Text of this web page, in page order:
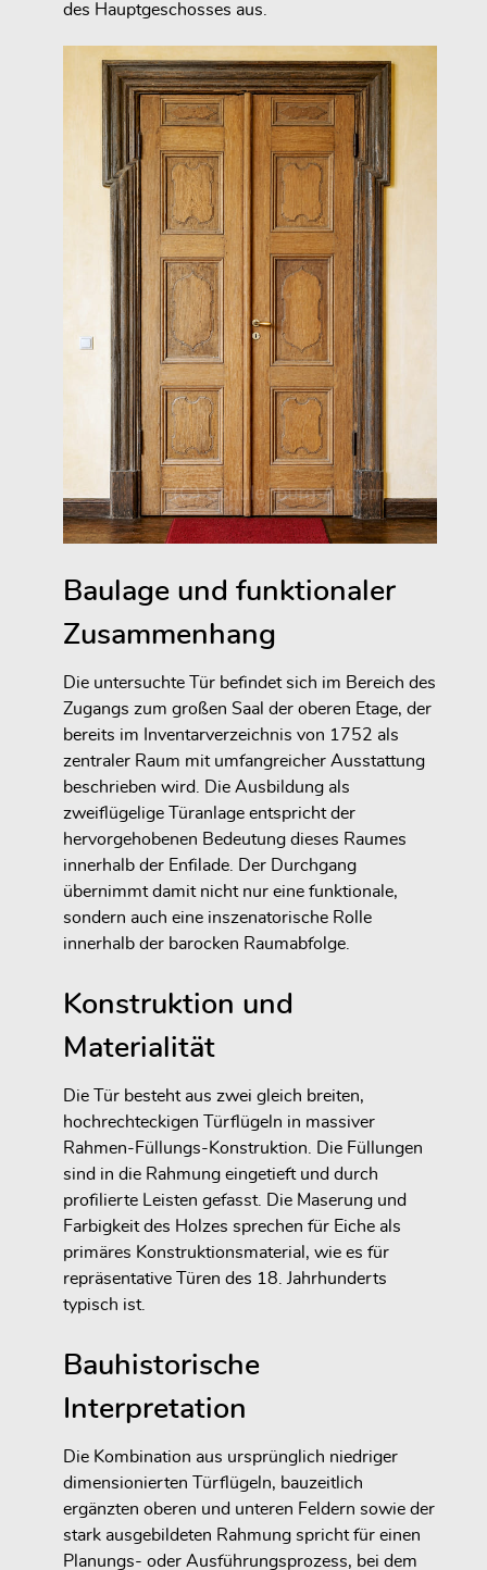
des Hauptgeschosses aus.
Baulage und funktionaler
Zusammenhang
Die untersuchte Tür befindet sich im Bereich des
Zugangs zum großen Saal der oberen Etage, der
bereits im Inventarverzeichnis von 1752 als
zentraler Raum mit umfangreicher Ausstattung
beschrieben wird. Die Ausbildung als
zweiflügelige Türanlage entspricht der
hervorgehobenen Bedeutung dieses Raumes
innerhalb der Enfilade. Der Durchgang
übernimmt damit nicht nur eine funktionale,
sondern auch eine inszenatorische Rolle
innerhalb der barocken Raumabfolge.
Konstruktion und
Materialität
Die Tür besteht aus zwei gleich breiten,
hochrechteckigen Türflügeln in massiver
Rahmen-Füllungs-Konstruktion. Die Füllungen
sind in die Rahmung eingetieft und durch
profilierte Leisten gefasst. Die Maserung und
Farbigkeit des Holzes sprechen für Eiche als
primäres Konstruktionsmaterial, wie es für
repräsentative Türen des 18. Jahrhunderts
typisch ist.
Bauhistorische
Interpretation
Die Kombination aus ursprünglich niedriger
dimensionierten Türflügeln, bauzeitlich
ergänzten oberen und unteren Feldern sowie der
stark ausgebildeten Rahmung spricht für einen
Planungs- oder Ausführungsprozess, bei dem